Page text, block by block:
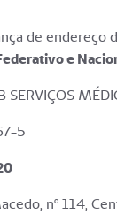
de endereço
e
SERVIÇOS
5
nº 114,